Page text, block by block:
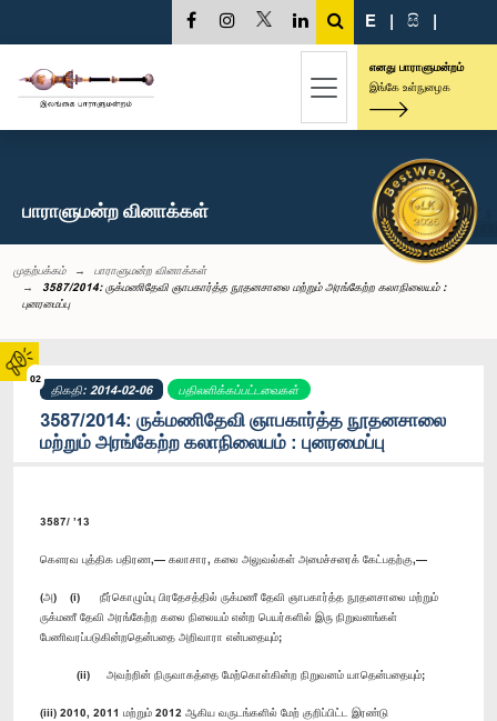
02
E | සි |
எனது பாராளுமன்றம்
இங்கே உள்நுழைக
பாராளுமன்ற வினாக்கள்
முதற்பக்கம்
பாராளுமன்ற வினாக்கள்
3587/2014: ருக்மணிதேவி ஞாபகார்த்த நூதனசாலை மற்றும் அரங்கேற்ற கலாநிலையம் :
புனரமைப்பு
திகதி: 2014-02-06 பதிலளிக்கப்பட்டவைகள்
3587/2014: ருக்மணிதேவி ஞாபகார்த்த நூதனசாலை
மற்றும் அரங்கேற்ற கலாநிலையம் : புனரமைப்பு
3587/ ’13
கௌரவ புத்திக பதிரண,— கலாசார, கலை அலுவல்கள் அமைச்சரைக் கேட்பதற்கு,—
(அ) (i) நீர்கொழும்பு பிரதேசத்தில் ருக்மணீ தேவி ஞாபகார்த்த நூதனசாலை மற்றும்
ருக்மணீ தேவி அரங்கேற்ற கலை நிலையம் என்ற பெயர்களில் இரு நிறுவனங்கள்
பேணிவரப்படுகின்றதென்பதை அறிவாரா என்பதையும்;
(ii) அவற்றின் நிருவாகத்தை மேற்கொள்கின்ற நிறுவனம் யாதென்பதையும்;
(iii) 2010, 2011 மற்றும் 2012 ஆகிய வருடங்களில் மேற் குறிப்பிட்ட இரண்டு